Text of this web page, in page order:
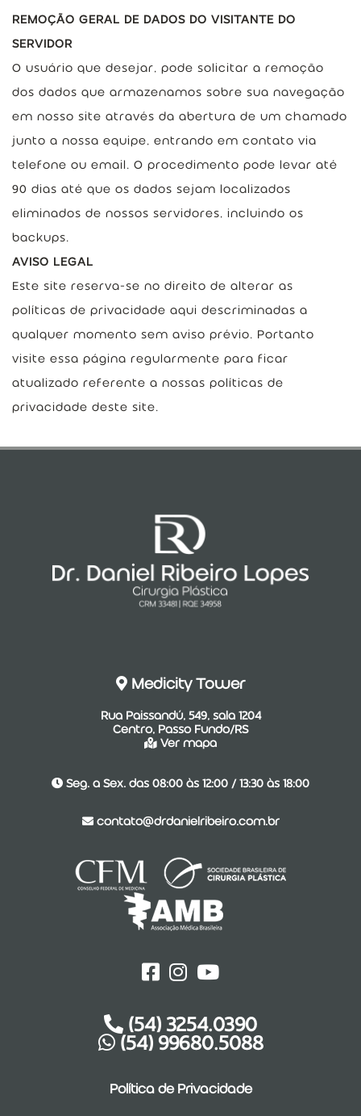
REMOÇÃO GERAL DE DADOS DO VISITANTE DO
SERVIDOR
O usuário que desejar, pode solicitar a remoção
dos dados que armazenamos sobre sua navegação
em nosso site através da abertura de um chamado
junto a nossa equipe, entrando em contato via
telefone ou email. O procedimento pode levar até
90 dias até que os dados sejam localizados
eliminados de nossos servidores, incluindo os
backups.
AVISO LEGAL
Este site reserva-se no direito de alterar as
políticas de privacidade aqui descriminadas a
qualquer momento sem aviso prévio. Portanto
visite essa página regularmente para ficar
atualizado referente a nossas políticas de
privacidade deste site.
Medicity Tower
Rua Paissandú, 549, sala 1204
Centro, Passo Fundo/RS
Ver mapa
Seg. a Sex. das 08:00 às 12:00 / 13:30 às 18:00
contato@drdanielribeiro.com.br
(54) 3254.0390
(54) 99680.5088
Política de Privacidade